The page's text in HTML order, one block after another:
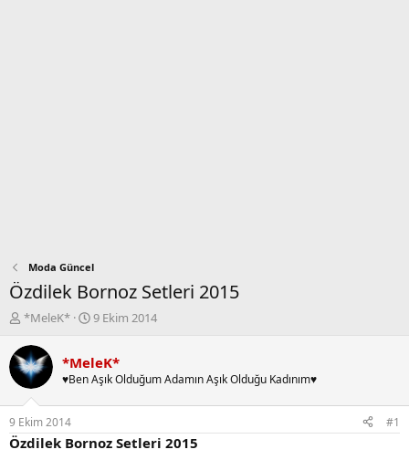
Moda Güncel
Özdilek Bornoz Setleri 2015
K
n
b
u
y
u
b
a
*MeleK*
B
l
a
ı
ç
9 Ekim 2014
*MeleK*
♥Ben Aşık Olduğum Adamın Aşık Olduğu Kadınım♥
9 Ekim 2014 #1
Özdilek Bornoz Setleri 2015